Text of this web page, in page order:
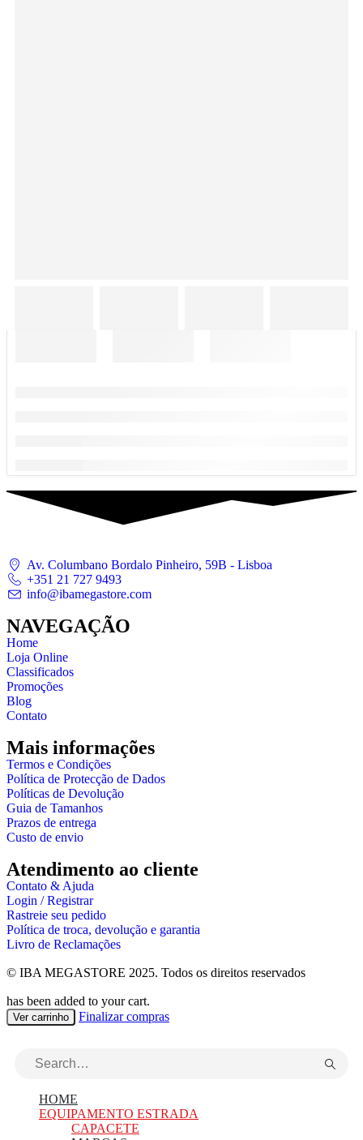
Av. Columbano Bordalo Pinheiro, 59B - Lisboa
+351 21 727 9493
info@ibamegastore.com
NAVEGAÇÃO
Home
Loja Online
Classificados
Promoções
Blog
Contato
Mais informações
Termos e Condições
Política de Protecção de Dados
Políticas de Devolução
Guia de Tamanhos
Prazos de entrega
Custo de envio
Atendimento ao cliente
Contato & Ajuda
Login / Registrar
Rastreie seu pedido
Política de troca, devolução e garantia
Livro de Reclamações
© IBA MEGASTORE 2025. Todos os direitos reservados
has been added to your cart.
Ver carrinho Finalizar compras
HOME
EQUIPAMENTO ESTRADA
CAPACETE